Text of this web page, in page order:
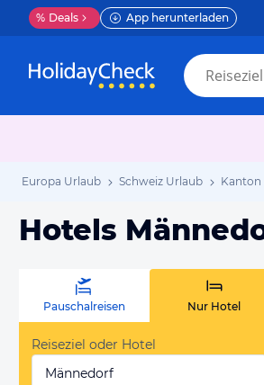
% Deals App herunterladen
Europa Urlaub Schweiz Urlaub Kanton
Hotels
Pauschalreisen Nur Hotel
Reiseziel oder Hotel
Männedorf